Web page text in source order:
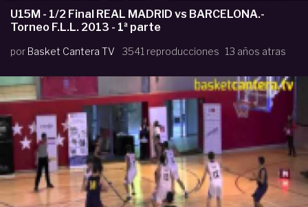
U15M - 1/2 Final REAL MADRID vs BARCELONA.-
Torneo F.L.L. 2013 - 1ª parte
por Basket Cantera TV 3541 reproducciones 13 años atras